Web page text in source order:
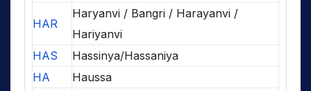
HAR
Haryanvi / Bangri / Harayanvi /
Hariyanvi
HAS
Hassinya/Hassaniya
HA
Haussa